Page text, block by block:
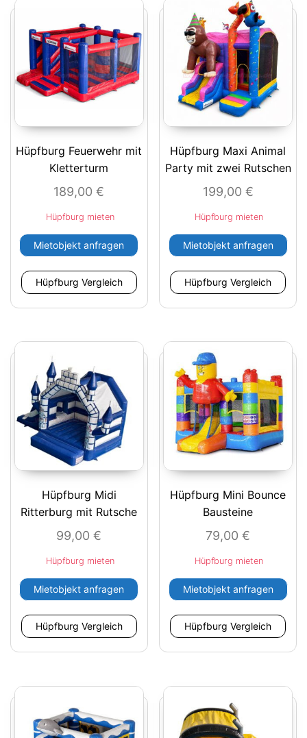
Hüpfburg Feuerwehr mit
Kletterturm
189,00€
Hüpfburg mieten
Mietobjekt anfragen
Hüpfburg Vergleich
Hüpfburg Maxi Animal
Party mit zwei Rutschen
199,00 €
Hüpfburg mieten
Mietobjekt anfragen
Hüpfburg Vergleich
Hüpfburg Midi
Ritterburg mit Rutsche
99,00€
Hüpfburg mieten
Mietobjekt anfragen
Hüpfburg Vergleich
Hüpfburg Mini Bounce
Bausteine
79,00€
Hüpfburg mieten
Mietobjekt anfragen
Hüpfburg Vergleich